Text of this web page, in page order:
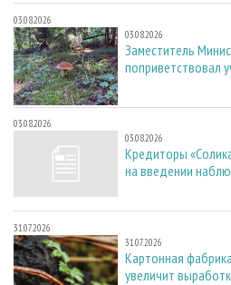
03.08.2026
03.08.2026
Заместитель
поприветствовал
03.08.2026
03.08.2026
Кредиторы
на введении
31.07.2026
31.07.2026
Картонная
увеличит